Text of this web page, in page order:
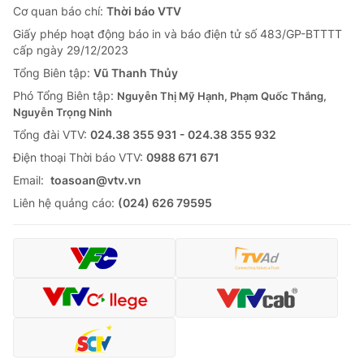
Thị trường 24h Tấm lòng Việt
VTV4
VTV9 VTV8
Liên hệ tòa soạn English
Cơ quan báo chí: Thời báo VTV
Giấy phép hoạt động báo in và báo điện tử số 483/GP-BTTTT
cấp ngày 29/12/2023
Tổng Biên tập: Vũ Thanh Thủy
Phó Tổng Biên tập: Nguyễn Thị Mỹ Hạnh, Phạm Quốc Thắng,
Nguyễn Trọng Ninh
Tổng đài VTV: 024.38 355 931 - 024.38 355 932
Ðiện thoại Thời báo VTV: 0988 671 671
Email: toasoan@vtv.vn
Liên hệ quảng cáo: (024) 626 79595